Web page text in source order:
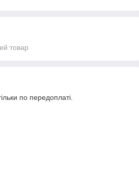
товар
по передоплаті.